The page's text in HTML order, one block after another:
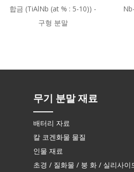
합금 (TiAlNb (at % : 5-10)) -
구형 분말
무기 분말 재료
배터리 자료
칼 코겐화물 물질
인물 재료
초경 / 질화물 / 붕 화 / 실리사이